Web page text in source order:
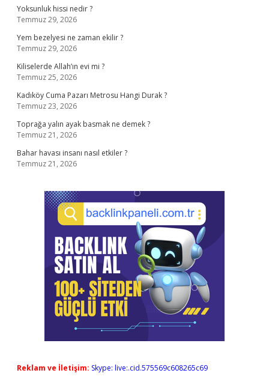
Yoksunluk hissi nedir ?
Temmuz 29, 2026
Yem bezelyesi ne zaman ekilir ?
Temmuz 29, 2026
Kiliselerde Allah’ın evi mi ?
Temmuz 25, 2026
Kadıköy Cuma Pazarı Metrosu Hangi Durak ?
Temmuz 23, 2026
Toprağa yalın ayak basmak ne demek ?
Temmuz 21, 2026
Bahar havası insanı nasıl etkiler ?
Temmuz 21, 2026
Reklam ve İletişim: Skype: live:.cid.575569c608265c69